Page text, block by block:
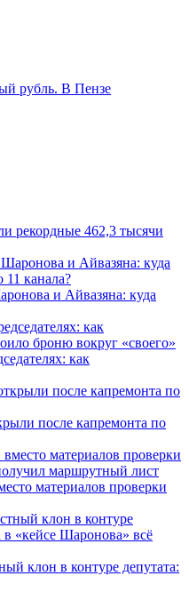
рубль. В Пензе
рекордные 462,3 тысячи
и Айвазяна: куда
как
после капремонта по
материалов проверки
клон в контуре депутата: